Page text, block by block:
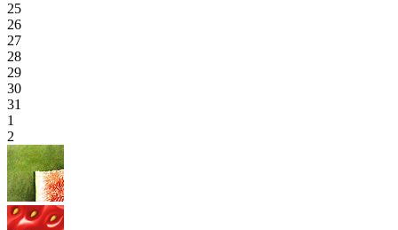
25
26
27
28
29
30
31
1
2